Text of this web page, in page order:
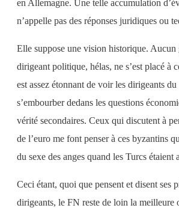
en Allemagne. Une telle accumulation
n’appelle pas des réponses juridiques ou
Elle suppose une vision historique. Aucun
dirigeant politique, hélas, ne s’est placé à
est assez étonnant de voir les dirigeants
s’embourber dedans les questions
vérité secondaires. Ceux qui discutent à
de l’euro me font penser à ces byzantins
du sexe des anges quand les Turcs étaient
Ceci étant, quoi que pensent et disent ses
dirigeants, le FN reste de loin la meilleure